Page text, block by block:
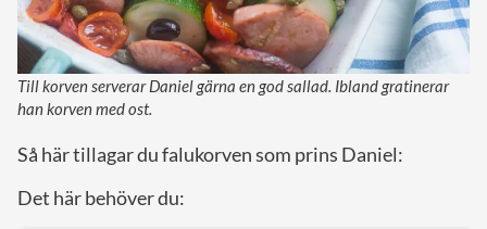
Till korven serverar Daniel gärna en god sallad. Ibland gratinerar
han korven med ost.
Så här tillagar du falukorven som prins Daniel:
Det här behöver du: